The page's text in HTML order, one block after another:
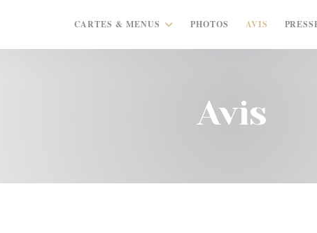
CARTES & MENUS PHOTOS AVIS
Avis